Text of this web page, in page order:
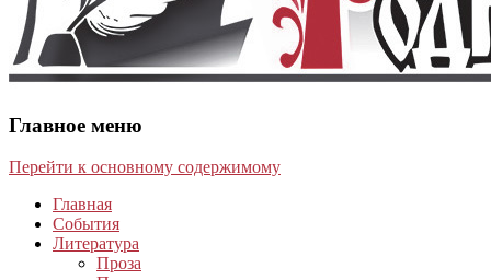
Главное меню
Перейти к основному содержимому
Главная
События
Литература
Проза